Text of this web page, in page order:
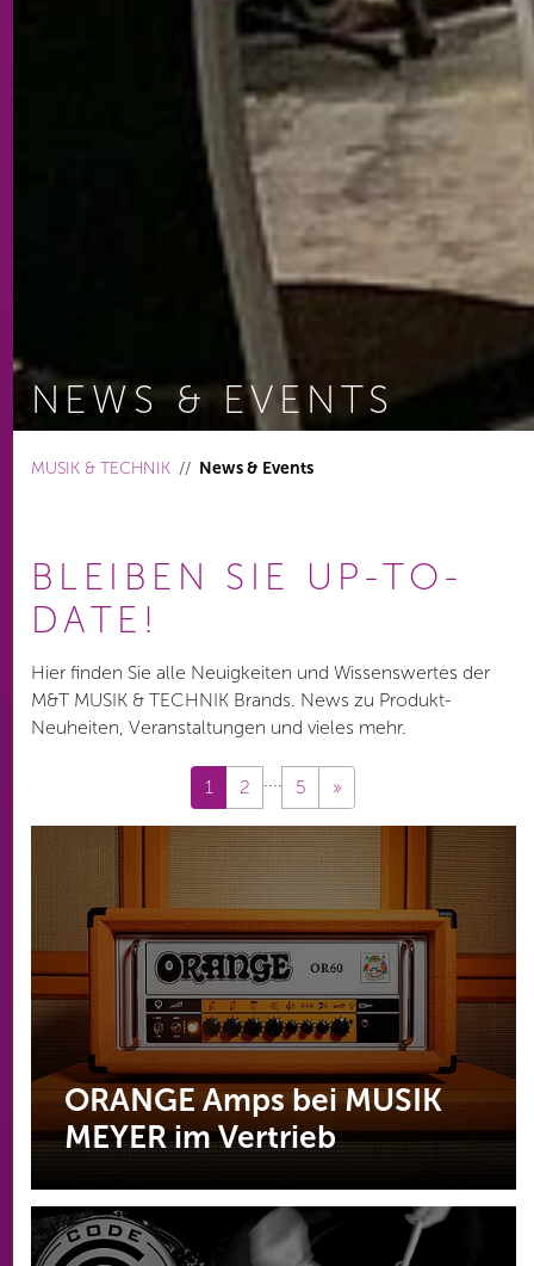
NEWS & EVENTS
MUSIK & TECHNIK
News & Events
BLEIBEN SIE UP-TO-
DATE!
Hier finden Sie alle Neuigkeiten und Wissenswertes der
M&T MUSIK & TECHNIK Brands. News zu Produkt-
Neuheiten, Veranstaltungen und vieles mehr.
1 2 .... 5 »
ORANGE Amps bei MUSIK
MEYER im Vertrieb